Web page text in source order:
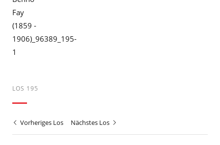
LOS 195
Vorheriges Los Nächstes Los